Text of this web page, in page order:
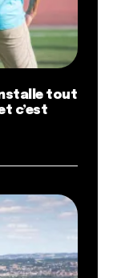
tout
c’est